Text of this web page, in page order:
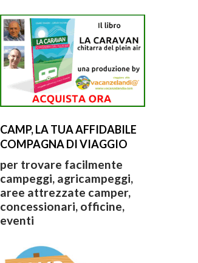
CAMP, LA TUA AFFIDABILE
COMPAGNA DI VIAGGIO
per trovare facilmente
campeggi, agricampeggi,
aree attrezzate camper,
concessionari, officine,
eventi